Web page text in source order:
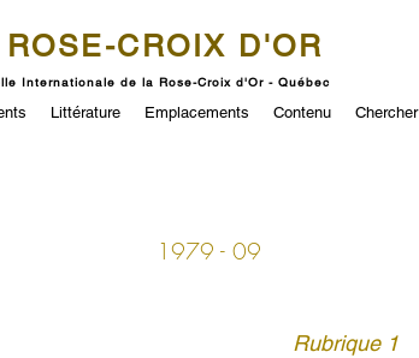
ROSE-CROIX D'OR
Internationale de la Rose-Croix d'Or - Québec
Littérature Emplacements Contenu Chercher
1979 - 09
Rubrique 1